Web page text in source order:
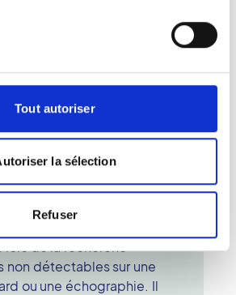
Tout autoriser
la sélection
Refuser
une méthode de
permet d'analyser
structures du corps
d'images 3D en coupe.
est très peu irradiant,
un scanner. Les
doivent informer le
de leur état de santé.
lors de la recherche
non détectables sur une
ou une échographie. Il